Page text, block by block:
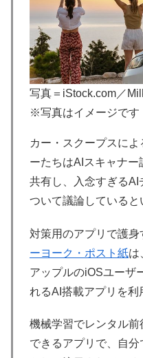
写真＝iStock.com／
※写真はイメージです
カー・スクープスに
ーたちはAIスキャナ
共有し、入念すぎるAI
ついて議論していると
対策用のアプリで護身
ーヨーク・ポスト紙は
アップルのiOSユーザ
れるAI搭載アプリを利
機械学習でレンタル
できるアプリで、自